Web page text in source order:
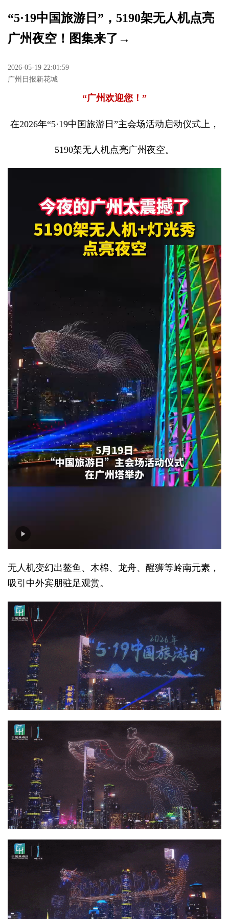
“5·19中国旅游日”，5190架无人机点亮
广州夜空！图集来了→
2026-05-19 22:01:59
广州日报新花城
“广州欢迎您！”
在2026年“5·19中国旅游日”主会场活动启动仪式上，
5190架无人机点亮广州夜空。
无人机变幻出鳌鱼、木棉、龙舟、醒狮等岭南元素，
吸引中外宾朋驻足观赏。